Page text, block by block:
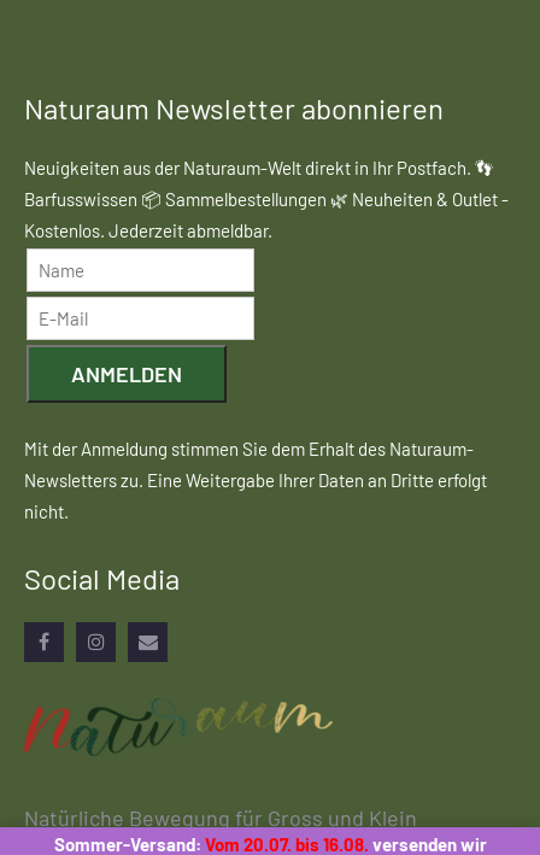
Sommer-Versand: Vom 20.07. bis 16.08. versenden wir
Naturaum Newsletter abonnieren
Neuigkeiten aus der Naturaum-Welt direkt in Ihr Postfach. 👣
Barfusswissen 📦 Sammelbestellungen 🌿 Neuheiten & Outlet -
Kostenlos. Jederzeit abmeldbar.
ANMELDEN
Mit der Anmeldung stimmen Sie dem Erhalt des Naturaum-
Newsletters zu. Eine Weitergabe Ihrer Daten an Dritte erfolgt
nicht.
Social Media
Natürliche Bewegung für Gross und Klein